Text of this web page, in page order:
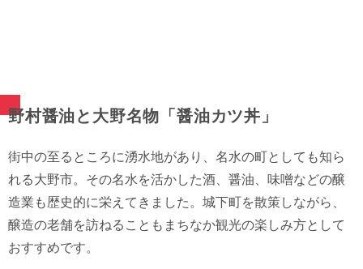
野村醤油と大野名物「醤油カツ丼」
街中の至るところに湧水地があり、名水の町としても知ら
れる大野市。その名水を活かした酒、醤油、味噌などの醸
造業も歴史的に栄えてきました。城下町を散策しながら、
醸造の老舗を訪ねることもまちなか観光の楽しみ方として
おすすめです。